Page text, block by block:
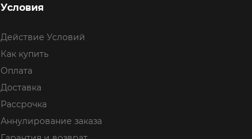
Условия
Действие Условий
Как купить
Оплата
Доставка
Рассрочка
Аннулирование заказа